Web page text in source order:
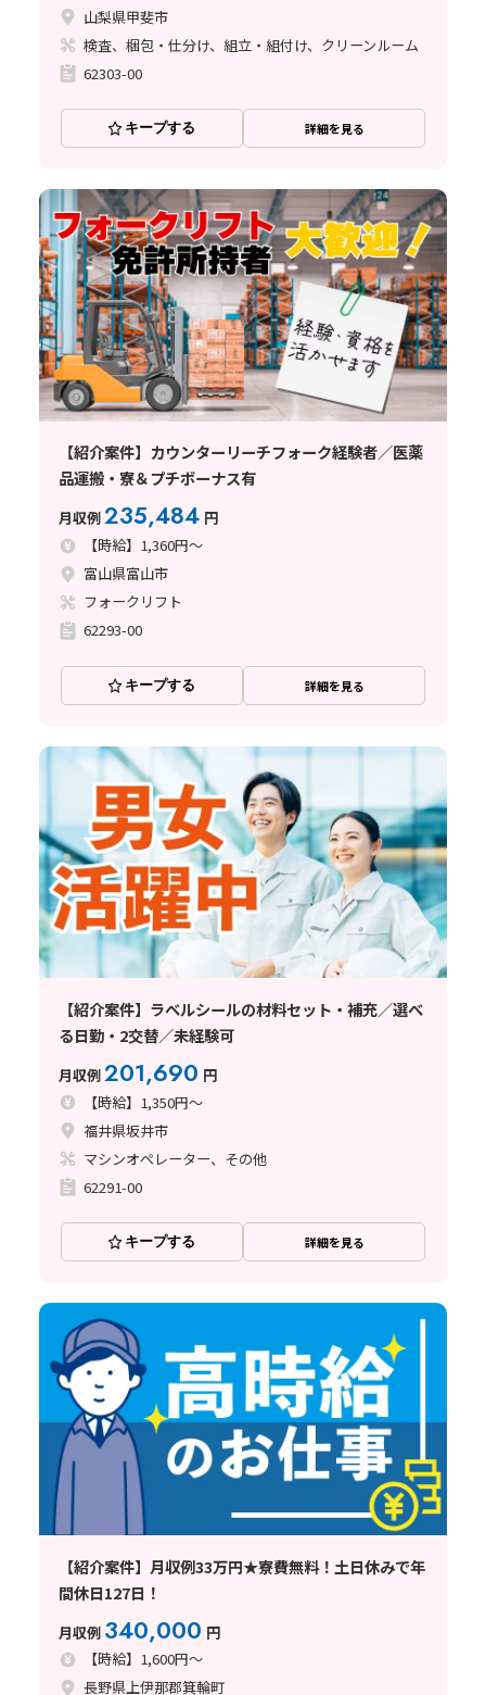
山梨県甲斐市
検査、梱包・仕分け、組立・組付け、クリーンルーム
62303-00
キープする 詳細を見る
【紹介案件】カウンターリーチフォーク経験者／医薬
品運搬・寮＆プチボーナス有
月収例235,484 円
【時給】1,360円～
富山県富山市
フォークリフト
62293-00
キープする 詳細を見る
【紹介案件】ラベルシールの材料セット・補充／選べ
る日勤・2交替／未経験可
月収例201,690 円
【時給】1,350円～
福井県坂井市
マシンオペレーター、その他
62291-00
キープする 詳細を見る
【紹介案件】月収例33万円★寮費無料！土日休みで年
間休日127日！
月収例 340,000 円
【時給】1,600円～
長野県上伊那郡箕輪町